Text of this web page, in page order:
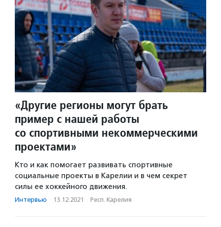
«Другие регионы могут брать
пример с нашей работы
со спортивными некоммерческими
проектами»
Кто и как помогает развивать спортивные
социальные проекты в Карелии и в чем секрет
силы ее хоккейного движения.
Интервью · 13.12.2021 · Респ. Карелия